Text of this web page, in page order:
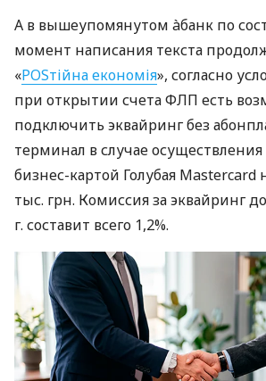
А в вышеупомянутом àбанк по
момент написания текста
«POSтійна економія», согласно
при открытии счета ФЛП есть
подключить эквайринг без
терминал в случае осуществления
бизнес-картой Голубая Mastercard
тыс. грн. Комиссия за эквайринг
г. составит всего 1,2%.